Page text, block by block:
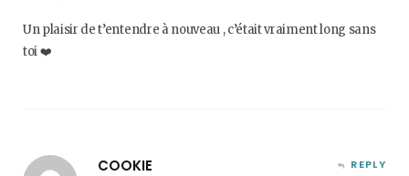
Un plaisir de t’entendre à nouveau , c’était vraiment long sans
toi ❤️
COOKIE REPLY